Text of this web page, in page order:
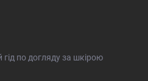
по догляду за шкірою